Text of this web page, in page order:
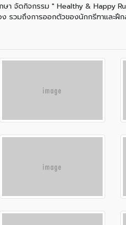
า จัดกิจกรรม " Healthy & Happy
รวมถึงการออกตัวของนักกรีฑาและ